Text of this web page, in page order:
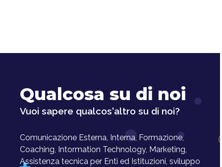
Qualcosa su di noi
Vuoi sapere qualcos'altro su di noi?
Comunicazione Esterna, Interna, Formazione,
Coaching, Intormation Technology, Marketing,
Assistenza tecnica per Enti ed Istituzioni, sviluppo